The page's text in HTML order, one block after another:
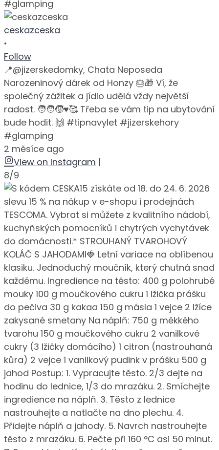
ceskazceska
•
Follow
📍@jizerskedomky, Chata Neposeda
Narozeninový dárek od Honzy 🎂🎁 Ví, že
společný zážitek a jídlo udělá vždy největší
radost. 🧑‍🧑‍🧒♥️🥰 Třeba se vám tip na ubytování
bude hodit. 🙌 #tipnavylet #jizerskehory
#glamping
2 měsíce ago
View on Instagram |
8/9